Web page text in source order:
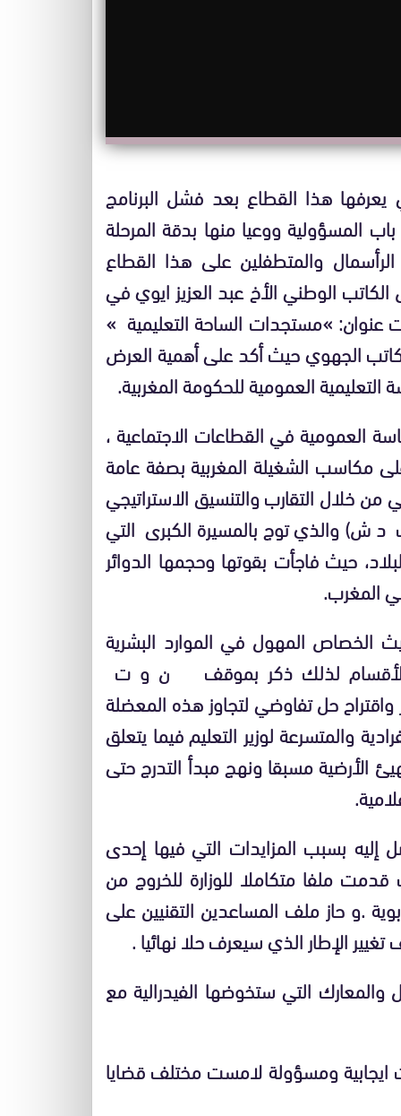
يعرفها هذا القطاع بعد فشل البرنامج
المسؤولية ووعيا منها بدقة المرحلة
والمتطفلين على هذا القطاع
الوطني الأخ عبد العزيز ايوي في
عنوان: »مستجدات الساحة التعليمية »
الجهوي حيث أكد على أهمية العرض
العمومية للحكومة المغربية.
العمومية في القطاعات الاجتماعية ،
مكاسب الشغيلة المغربية بصفة عامة
من خلال التقارب والتنسيق الاستراتيجي
د ش) والذي توج بالمسيرة الكبرى التي
حيث فاجأت بقوتها وحجمها الدوائر
المغرب.
الخصاص المهول في الموارد البشرية
الأقسام لذلك ذكر بموقف ن و ت
واقتراح حل تفاوضي لتجاوز هذه المعضلة
والمتسرعة لوزير التعليم فيما يتعلق
الأرضية مسبقا ونهج مبدأ التدرج حتى
بسبب المزايدات التي فيها إحدى
قدمت ملفا متكاملا للوزارة للخروج من
.و حاز ملف المساعدين التقنيين على
الإطار الذي سيعرف حلا نهائيا .
ركز على تنصل الوزارة من اتفاق 26 ابريل والمعارك التي ستخوضها الفيدرالية مع
ايجابية ومسؤولة لامست مختلف قضايا